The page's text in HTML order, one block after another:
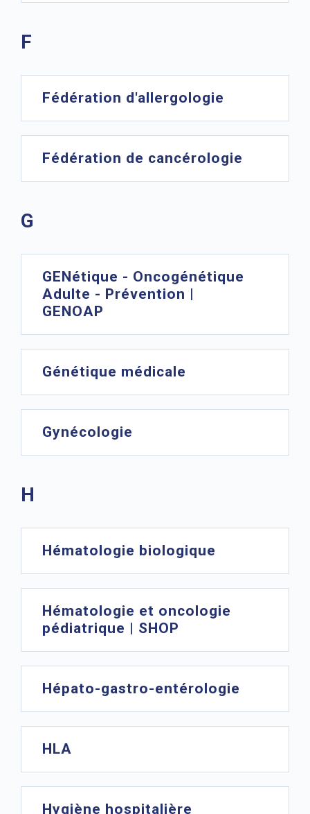
F
Fédération d'allergologie
Fédération de cancérologie
G
GENétique - Oncogénétique
Adulte - Prévention |
GENOAP
Génétique médicale
Gynécologie
H
Hématologie biologique
Hématologie et oncologie
pédiatrique | SHOP
Hépato-gastro-entérologie
HLA
Hygiène hospitalière